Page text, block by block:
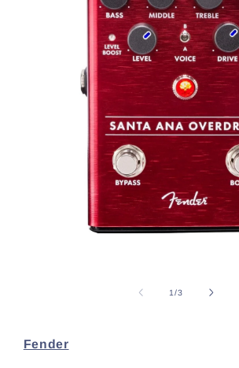
1//3
Fender